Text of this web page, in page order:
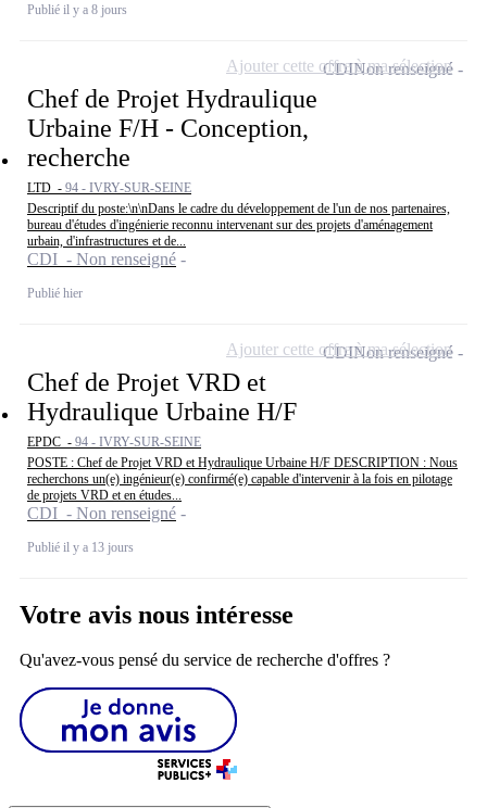
Publié il y a 8 jours
Chef de Projet Hydraulique
Urbaine F/H - Conception,
recherche
LTD - 94 - IVRY-SUR-SEINE
Descriptif du poste:\n\nDans le cadre du développement de l'un de nos partenaires,
bureau d'études d'ingénierie reconnu intervenant sur des projets d'aménagement
urbain, d'infrastructures et de...
CDI - Non renseigné
Publié hier
CDINon renseigné
Ajouter cette offre à ma sélection
Chef de Projet VRD et
Hydraulique Urbaine H/F
EPDC - 94 - IVRY-SUR-SEINE
POSTE : Chef de Projet VRD et Hydraulique Urbaine H/F DESCRIPTION : Nous
recherchons un(e) ingénieur(e) confirmé(e) capable d'intervenir à la fois en pilotage
de projets VRD et en études...
CDI - Non renseigné
Publié il y a 13 jours
CDINon renseigné
Ajouter cette offre à ma sélection
Votre avis nous intéresse
Qu'avez-vous pensé du service de recherche d'offres ?